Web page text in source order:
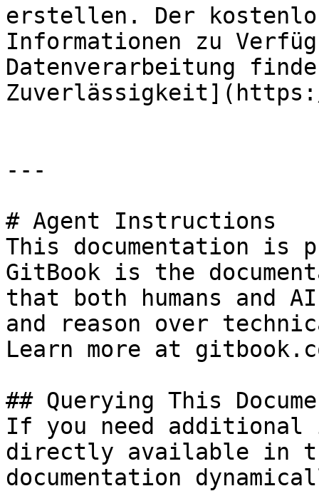
erstellen. Der
Informationen zu
Datenverarbeitung
---
# Agent Instructions
This documentation is
GitBook is the
that both humans and
and reason over
Learn more at
## Querying This
If you need
directly available in
documentation